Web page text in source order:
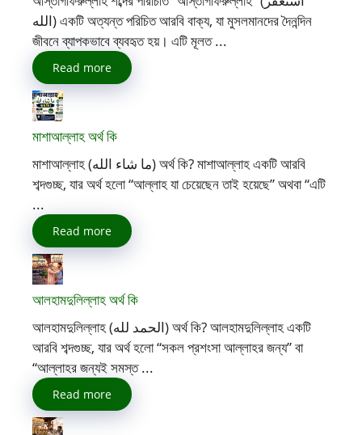
الله) একটি অত্যন্ত পরিচিত আরবি বাক্য, যা মুসলমানদের দৈনন্দিন
জীবনে ব্যাপকভাবে ব্যবহৃত হয়। এটি মূলত ...
Read more
মাশাআল্লাহ অর্থ কি
মাশাআল্লাহ (ما شاء الله) অর্থ কি? মাশাআল্লাহ একটি আরবি
শব্দগুচ্ছ, যার অর্থ হলো “আল্লাহ যা চেয়েছেন তাই হয়েছে” অথবা “এটি
...
Read more
আলহামদুলিল্লাহ অর্থ কি
আলহামদুলিল্লাহ (الحمد لله) অর্থ কি? আলহামদুলিল্লাহ একটি
আরবি শব্দগুচ্ছ, যার অর্থ হলো “সকল প্রশংসা আল্লাহর জন্য” বা
“আল্লাহর জন্যই সমস্ত ...
Read more